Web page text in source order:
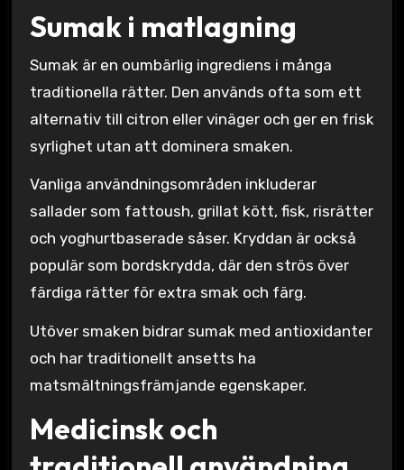
Sumak i matlagning
Sumak är en oumbärlig ingrediens i många
traditionella rätter. Den används ofta som ett
alternativ till citron eller vinäger och ger en frisk
syrlighet utan att dominera smaken.
Vanliga användningsområden inkluderar
sallader som fattoush, grillat kött, fisk, risrätter
och yoghurtbaserade såser. Kryddan är också
populär som bordskrydda, där den strös över
färdiga rätter för extra smak och färg.
Utöver smaken bidrar sumak med antioxidanter
och har traditionellt ansetts ha
matsmältningsfrämjande egenskaper.
Medicinsk och